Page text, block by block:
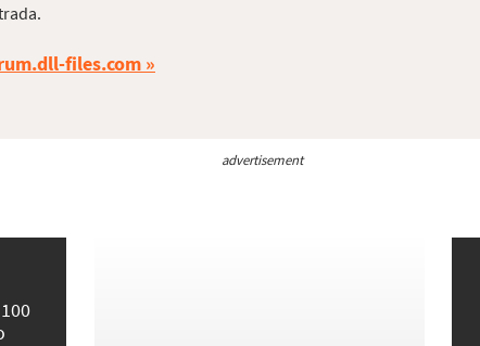
files.com
advertisement